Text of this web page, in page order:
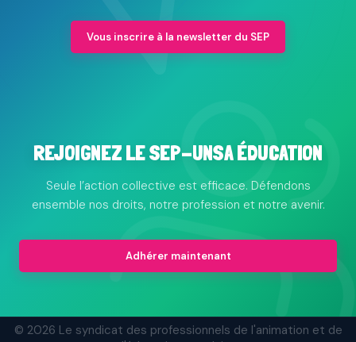
Vous inscrire à la newsletter du SEP
REJOIGNEZ LE SEP-UNSA ÉDUCATION
Seule l’action collective est efficace. Défendons
ensemble nos droits, notre profession et notre avenir.
Adhérer maintenant
© 2026 Le syndicat des professionnels de l'animation et de